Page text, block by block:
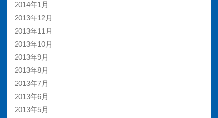
2014年1月
2013年12月
2013年11月
2013年10月
2013年9月
2013年8月
2013年7月
2013年6月
2013年5月